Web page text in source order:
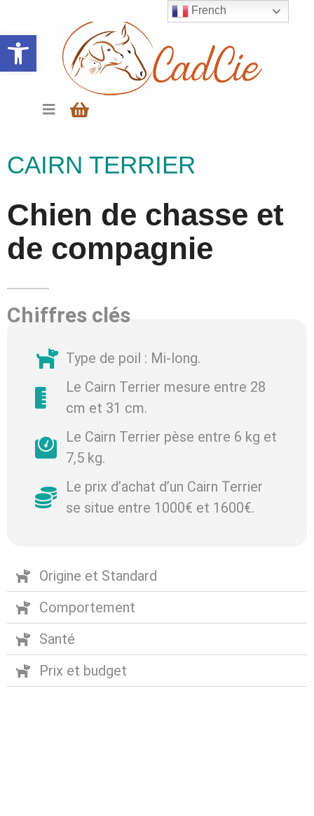
Ouvrir la barre d’outils
CAIRN TERRIER
Chien de chasse et
de compagnie
Chiffres clés
Type de poil : Mi-long.
Le Cairn Terrier mesure entre 28
cm et 31 cm.
Le Cairn Terrier pèse entre 6 kg et
7,5 kg.
Le prix d’achat d’un Cairn Terrier
se situe entre 1000€ et 1600€.
Origine et Standard
Comportement
Santé
Prix et budget
French